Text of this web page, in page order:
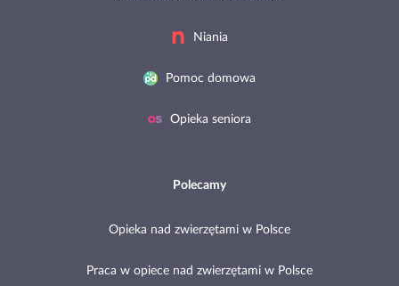
Niania
Pomoc domowa
Opieka seniora
Polecamy
Opieka nad zwierzętami w Polsce
Praca w opiece nad zwierzętami w Polsce